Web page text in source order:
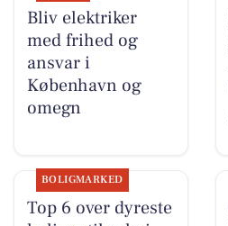
Bliv elektriker
med frihed og
ansvar i
København og
omegn
BOLIGMARKED
Top 6 over dyreste